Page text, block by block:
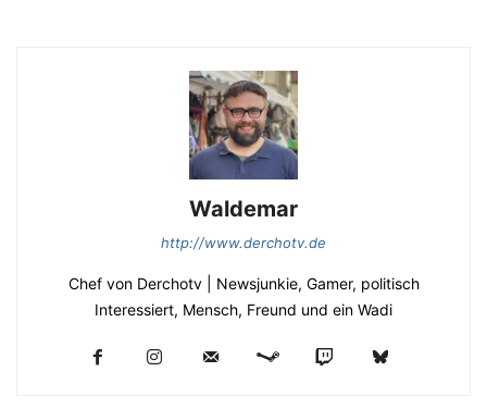
Waldemar
http://www.derchotv.de
Chef von Derchotv | Newsjunkie, Gamer, politisch
Interessiert, Mensch, Freund und ein Wadi